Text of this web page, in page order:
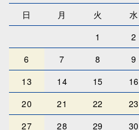
日
月 火 水
1
2
6
7 8 9
13
14 15 16
20
21 22 23
27
28 29 30